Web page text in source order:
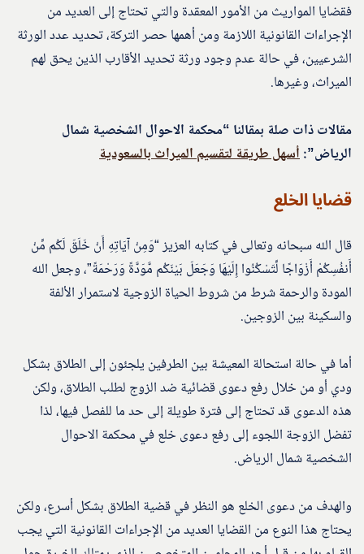
فقضايا المواريث من الأمور المعقدة والتي تحتاج إلى العديد من
الإجراءات القانونية اللازمة ومن أهمها حصر التركة، تحديد عدد الورثة
الشرعيين، في حالة عدم وجود ورثة تحديد الأقارب الذين يحق لهم
الميراث، وغيرها.
مقالات ذات صلة بمقالنا “محكمة الاحوال الشخصية شمال
الرياض”:أسهل طريقة لتقسيم الميراث بالسعودية
قضايا الخلع
قال الله سبحانه وتعالى في كتابه العزيز “وَمِنْ آيَاتِهِ أَنْ خَلَقَ لَكُم مِّنْ
أَنفُسِكُمْ أَزْوَاجًا لِّتَسْكُنُوا إِلَيْهَا وَجَعَلَ بَيْنَكُم مَّوَدَّةً وَرَحْمَةً”، وجعل الله
المودة والرحمة شرط من شروط الحياة الزوجية لاستمرار الألفة
والسكينة بين الزوجين.
أما في حالة استحالة المعيشة بين الطرفين يلجئون إلى الطلاق بشكل
ودي أو من خلال رفع دعوى قضائية ضد الزوج لطلب الطلاق، ولكن
هذه الدعوى قد تحتاج إلى فترة طويلة إلى حد ما للفصل فيها، لذا
تفضل الزوجة اللجوء إلى رفع دعوى خلع في محكمة الاحوال
الشخصية شمال الرياض.
والهدف من دعوى الخلع هو النظر في قضية الطلاق بشكل أسرع، ولكن
يحتاج هذا النوع من القضايا العديد من الإجراءات القانونية التي يجب